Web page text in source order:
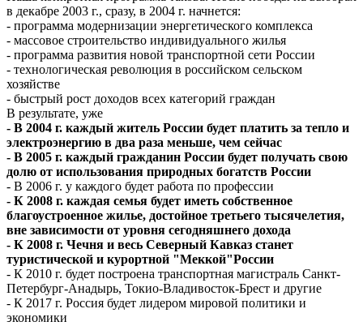
в декабре 2003 г., сразу, в 2004 г. начнется:
- программа модернизации энергетического комплекса
- массовое строительство индивидуального жилья
- программа развития новой транспортной сети России
- технологическая революция в российском сельском
хозяйстве
- быстрый рост доходов всех категорий граждан
В результате, уже
- В 2004 г. каждый житель России будет платить за тепло и
электроэнергию в два раза меньше, чем сейчас
- В 2005 г. каждый гражданин России будет получать свою
долю от использования природных богатств России
- В 2006 г. у каждого будет работа по профессии
- К 2008 г. каждая семья будет иметь собственное
благоустроенное жилье, достойное третьего тысячелетия,
вне зависимости от уровня сегодняшнего дохода
- К 2008 г. Чечня и весь Северный Кавказ станет
туристической и курортной "Меккой"России
- К 2010 г. будет построена транспортная магистраль Санкт-
Петербург-Анадырь, Токио-Владивосток-Брест и другие
- К 2017 г. Россия будет лидером мировой политики и
экономики